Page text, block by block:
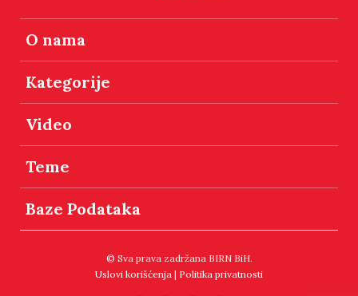
O nama
Kategorije
Video
Teme
Baze Podataka
© Sva prava zadržana BIRN BiH.
Uslovi korišćenja | Politika privatnosti